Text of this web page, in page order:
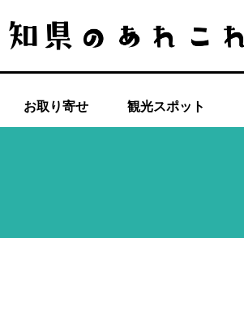
お取り寄せ 観光スポット